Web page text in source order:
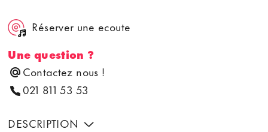
Réserver une ecoute
Une question ?
Contactez nous !
021 811 53 53
DESCRIPTION